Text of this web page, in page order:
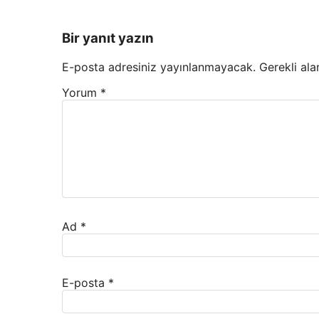
Bir yanıt yazın
E-posta adresiniz yayınlanmayacak. Gerekli
Yorum *
Ad *
E-posta *